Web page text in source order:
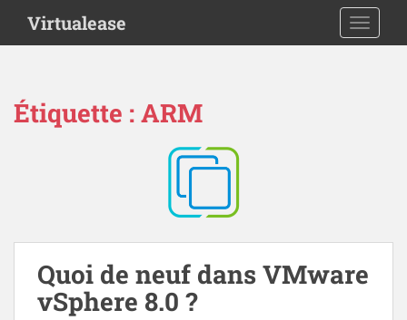
i
Virtualease
Étiquette :ARM
Quoi de neuf dans VMware
vSphere 8.0 ?